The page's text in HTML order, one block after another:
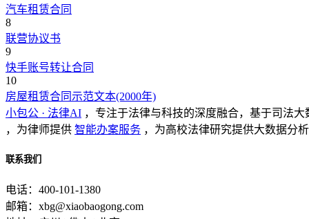
汽车租赁合同
8
联营协议书
9
快手账号转让合同
10
房屋租赁合同示范文本(2000年)
小包公 · 法律AI ，专注于法律与科技的深度融合，基于司法
，为律师提供 智能办案服务 ，为高校法律研究提供大数据分
联系我们
电话：400-101-1380
邮箱：xbg@xiaobaogong.com